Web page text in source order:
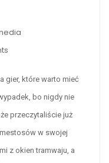
gier, które warto mieć
bo nigdy nie
przeczytaliście już
w swojej
z okien tramwaju, a